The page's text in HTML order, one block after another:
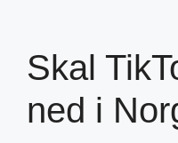
Skal
ned i